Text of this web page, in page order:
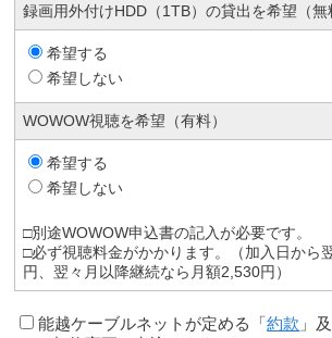
録画用外付けHDD（1TB）の貸出を希望（無
希望する
希望しない
WOWOW視聴を希望（有料）
希望する
希望しない
□別途WOWOW申込書の記入が必要です。
□必ず視聴料金がかかります。（加入日から
円、翌々月以降継続なら月額2,530円）
能越ケーブルネットが定める「約款 」